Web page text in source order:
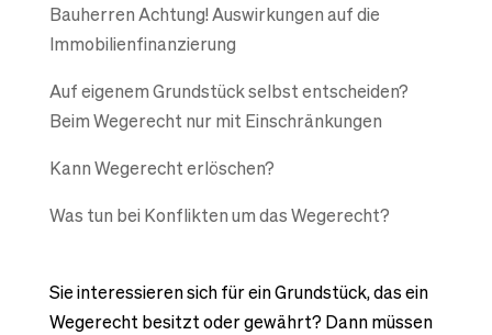
Bauherren Achtung! Auswirkungen auf die
Immobilienfinanzierung
Auf eigenem Grundstück selbst entscheiden?
Beim Wegerecht nur mit Einschränkungen
Kann Wegerecht erlöschen?
Was tun bei Konflikten um das Wegerecht?
Sie interessieren sich für ein Grundstück, das ein
Wegerecht besitzt oder gewährt? Dann müssen